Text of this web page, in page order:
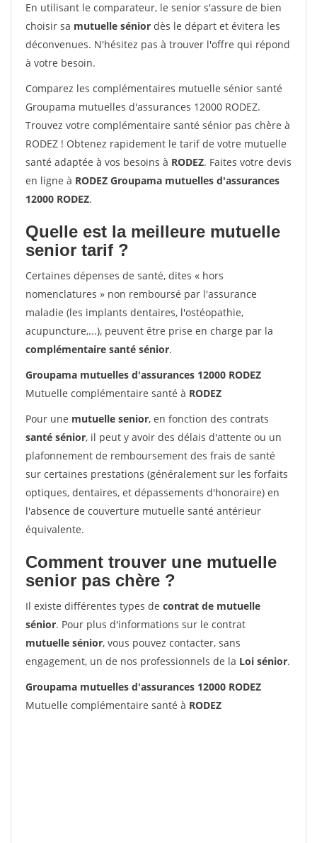
En utilisant le comparateur, le senior s'assure de bien
choisir sa mutuelle sénior dès le départ et évitera les
déconvenues. N'hésitez pas à trouver l'offre qui répond
à votre besoin.
Comparez les complémentaires mutuelle sénior santé
Groupama mutuelles d'assurances 12000 RODEZ.
Trouvez votre complémentaire santé sénior pas chère à
RODEZ ! Obtenez rapidement le tarif de votre mutuelle
santé adaptée à vos besoins à RODEZ. Faites votre devis
en ligne à RODEZ Groupama mutuelles d'assurances
12000 RODEZ.
Quelle est la meilleure mutuelle
senior tarif ?
Certaines dépenses de santé, dites « hors
nomenclatures » non remboursé par l'assurance
maladie (les implants dentaires, l'ostéopathie,
acupuncture,...), peuvent être prise en charge par la
complémentaire santé sénior.
Groupama mutuelles d'assurances 12000 RODEZ
Mutuelle complémentaire santé à RODEZ
Pour une mutuelle senior, en fonction des contrats
santé sénior, il peut y avoir des délais d'attente ou un
plafonnement de remboursement des frais de santé
sur certaines prestations (généralement sur les forfaits
optiques, dentaires, et dépassements d'honoraire) en
l'absence de couverture mutuelle santé antérieur
équivalente.
Comment trouver une mutuelle
senior pas chère ?
Il existe différentes types de contrat de mutuelle
sénior. Pour plus d'informations sur le contrat
mutuelle sénior, vous pouvez contacter, sans
engagement, un de nos professionnels de la Loi sénior.
Groupama mutuelles d'assurances 12000 RODEZ
Mutuelle complémentaire santé à RODEZ